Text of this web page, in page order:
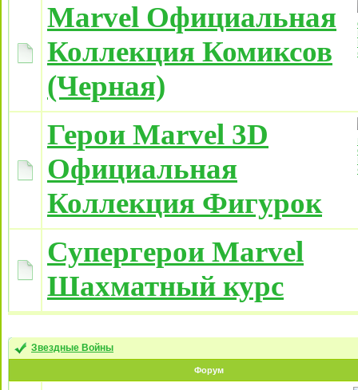
Marvel Официальная
Коллекция Комиксов
(Черная)
Герои Marvel 3D
Официальная
Коллекция Фигурок
Супергерои Marvel
Шахматный курс
Звездные Войны
Форум